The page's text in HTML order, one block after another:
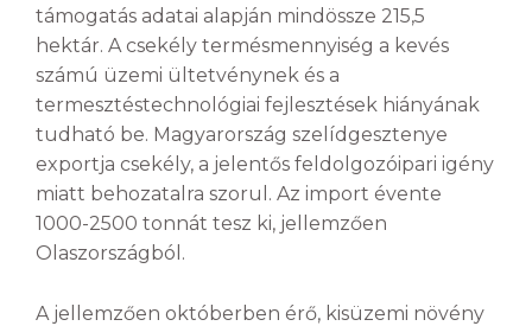
támogatás adatai alapján mindössze 215,5
hektár. A csekély termésmennyiség a kevés
számú üzemi ültetvénynek és a
termesztéstechnológiai fejlesztések hiányának
tudható be. Magyarország szelídgesztenye
exportja csekély, a jelentős feldolgozóipari igény
miatt behozatalra szorul. Az import évente
1000-2500 tonnát tesz ki, jellemzően
Olaszországból.
A jellemzően októberben érő, kisüzemi növény